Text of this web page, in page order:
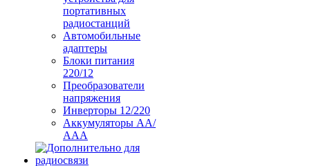
портативных
радиостанций
Автомобильные
адаптеры
Блоки питания
220/12
Преобразователи
напряжения
Инверторы 12/220
Аккумуляторы АА/
ААА